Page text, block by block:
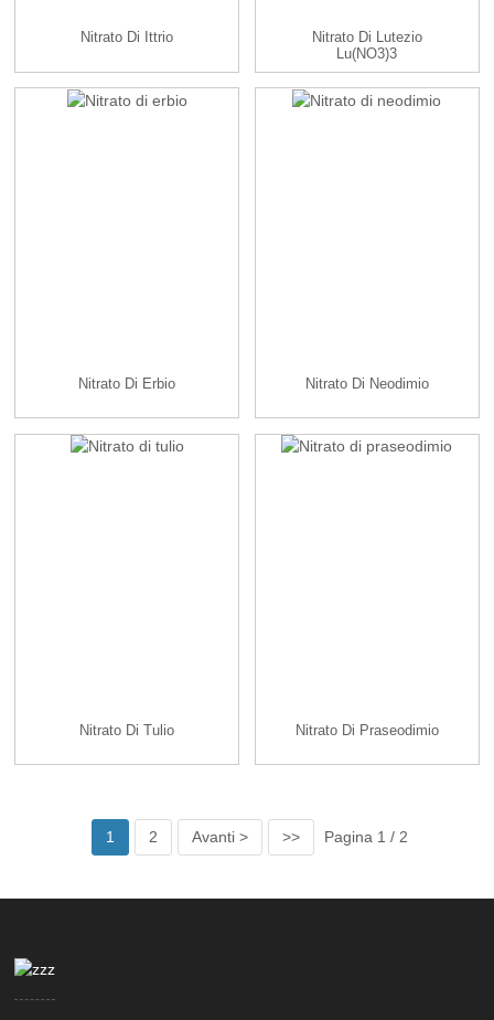
Nitrato Di Ittrio
Nitrato Di Lutezio
Lu(NO3)3
Nitrato Di Erbio Nitrato Di Neodimio
Nitrato Di Tulio Nitrato Di Praseodimio
1 2 Avanti > >> Pagina 1 / 2